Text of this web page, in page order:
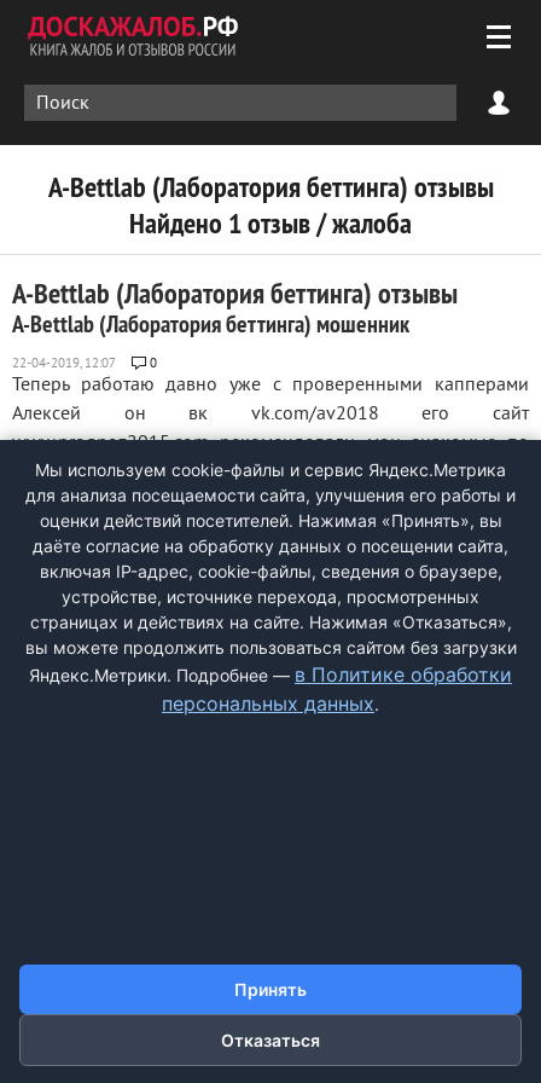
A-Bettlab (Лаборатория беттинга) отзывы
Найдено 1 отзыв / жалоба
A-Bettlab (Лаборатория беттинга) отзывы
A-Bettlab (Лаборатория беттинга) мошенник
0
Теперь работаю давно уже с проверенными капперами
Алексей он вк vk.com/av2018 его сайт
www.prognoz2015.com рекомендовали мои знакомые по
хорошим отзывам о нем, работают на ставках они уже
давно, по общению опыт большой на все вопросы
отвечают, про букмекерские конторы все знают. Брал
прогнозы пару ...
ДОБАВИТЬ ЖАЛОБУ
КОНТАКТЫ
Мы используем cookie-файлы и сервис Яндекс.Метрика
для анализа посещаемости сайта, улучшения его работы и
оценки действий посетителей. Нажимая «Принять», вы
даёте согласие на обработку данных о посещении сайта,
включая IP-адрес, cookie-файлы, сведения о браузере,
устройстве, источнике перехода, просмотренных
страницах и действиях на сайте. Нажимая «Отказаться»,
вы можете продолжить пользоваться сайтом без загрузки
Яндекс.Метрики. Подробнее — в Политике обработки
персональных данных.
Принять
Отказаться